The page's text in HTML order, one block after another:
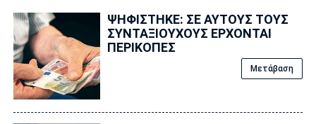
ΨΗΦΙΣΤΗΚΕ: ΣΕ ΑΥΤΟΥΣ ΤΟΥΣ
ΣΥΝΤΑΞΙΟΥΧΟΥΣ ΕΡΧΟΝΤΑΙ
ΠΕΡΙΚΟΠΕΣ
Μετάβαση